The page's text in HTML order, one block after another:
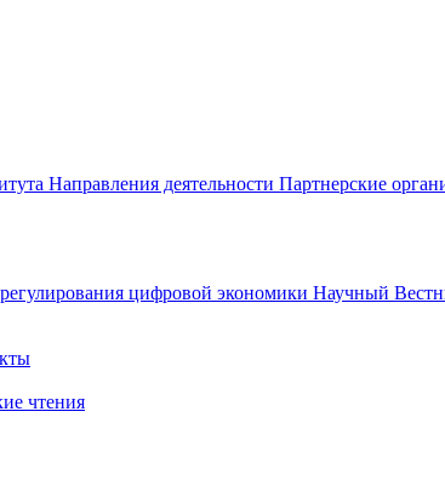
Направления деятельности Партнерские
цифровой экономики Научный
чтения